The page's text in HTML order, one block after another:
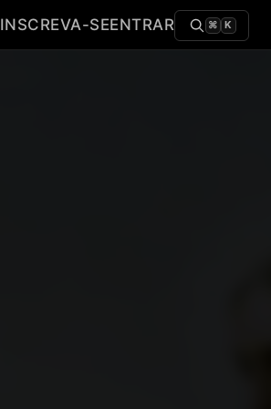
INSCREVA-SEENTRAR ⌘ K